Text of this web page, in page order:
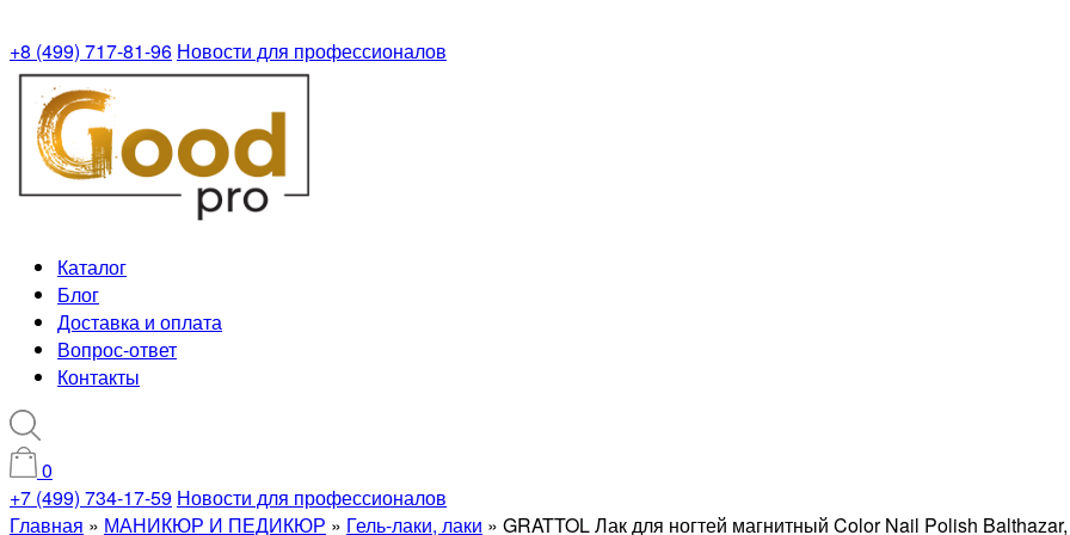
+8 (499) 717-81-96 Новости для профессионалов
Каталог
Блог
Доставка и оплата
Вопрос-ответ
Контакты
0
+7 (499) 734-17-59 Новости для профессионалов
Главная » МАНИКЮР И ПЕДИКЮР » Гель-лаки, лаки » GRATTOL Лак для ногтей магнитный Color Nail Polish